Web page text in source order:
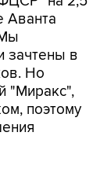
Аванта
зачтены в
Но
"Миракс",
поэтому